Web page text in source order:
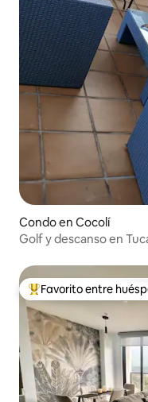
Condo en Cocolí
Golf y descanso en
Favorito entre
Favorito entre